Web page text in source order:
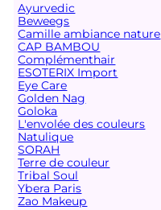
Ayurvedic
Beweegs
Camille ambiance nature
CAP BAMBOU
Complémenthair
ESOTERIX Import
Eye Care
Golden Nag
Goloka
L'envolée des couleurs
Natulique
SORAH
Terre de couleur
Tribal Soul
Ybera Paris
Zao Makeup